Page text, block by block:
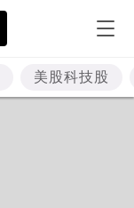
美股科技股